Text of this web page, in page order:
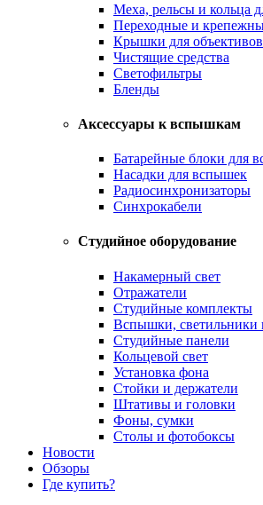
Меха, рельсы и кольца
Переходные и
Крышки для объективов
Чистящие средства
Светофильтры
Бленды
Аксессуары к вспышкам
Батарейные блоки для
Насадки для вспышек
Радиосинхронизаторы
Синхрокабели
Студийное оборудование
Накамерный свет
Отражатели
Студийные комплекты
Вспышки, светильники
Студийные панели
Кольцевой свет
Установка фона
Стойки и держатели
Штативы и головки
Фоны, сумки
Столы и фотобоксы
Новости
Обзоры
Где купить?